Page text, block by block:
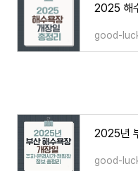
2025 해
good-
good-